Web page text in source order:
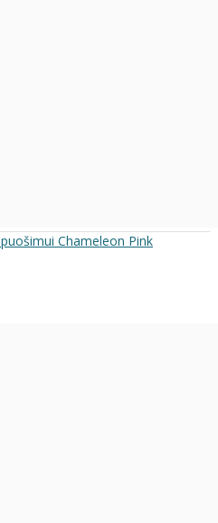
Chameleon Pink